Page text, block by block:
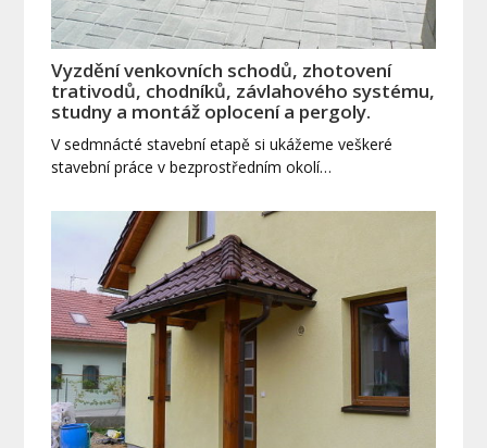
Vyzdění venkovních schodů, zhotovení
trativodů, chodníků, závlahového systému,
studny a montáž oplocení a pergoly.
V sedmnácté stavební etapě si ukážeme veškeré
stavební práce v bezprostředním okolí…